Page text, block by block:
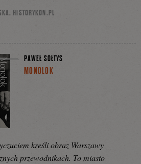
HISTORYKON.PL
PAWEŁ SOŁTYS
MONOLOK
kreśli obraz Warszawy
przewodnikach. To miasto